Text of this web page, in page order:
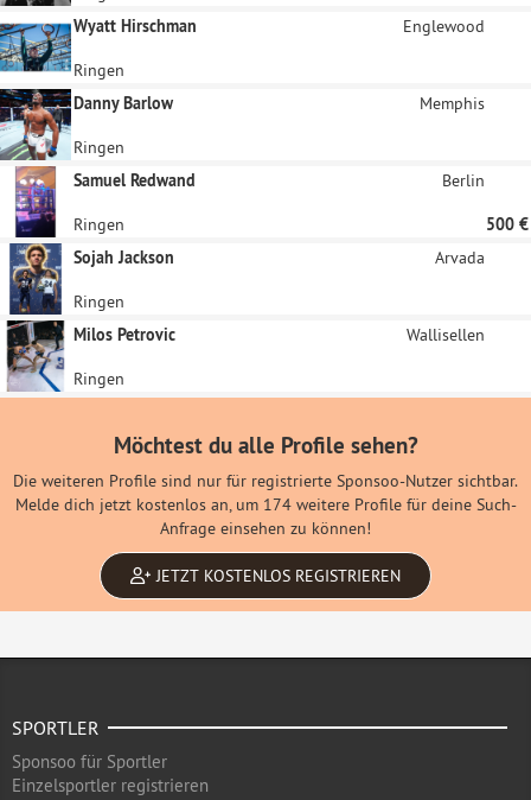
Wyatt Hirschman
Englewood
Ringen
Danny Barlow
Memphis
Ringen
Samuel Redwand
Berlin
Ringen
500 €
Sojah Jackson
Arvada
Ringen
Milos Petrovic
Wallisellen
Ringen
Möchtest du alle Profile sehen?
Die weiteren Profile sind nur für registrierte Sponsoo-Nutzer sichtbar.
Melde dich jetzt kostenlos an, um 174 weitere Profile für deine Such-
Anfrage einsehen zu können!
JETZT KOSTENLOS REGISTRIEREN
SPORTLER
Sponsoo für Sportler
Einzelsportler registrieren